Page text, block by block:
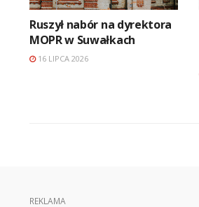
Ruszył nabór na dyrektora
MOPR w Suwałkach
16 LIPCA 2026
REKLAMA